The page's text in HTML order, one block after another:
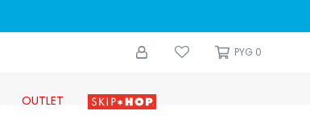
OUTLET Skip-hop
PYG 0